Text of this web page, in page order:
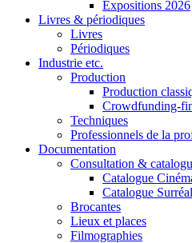
Expositions 2026
Livres & périodiques
Livres
Périodiques
Industrie etc.
Production
Production
Crowdfunding-
Techniques
Professionnels de la
Documentation
Consultation &
Catalogue
Catalogue
Brocantes
Lieux et places
Filmographies